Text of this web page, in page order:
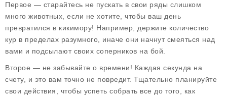
Первое — старайтесь не пускать в свои ряды слишком
много животных, если не хотите, чтобы ваш день
превратился в кикимору! Например, держите количество
кур в пределах разумного, иначе они начнут смеяться над
вами и подсылают своих соперников на бой.
Второе — не забывайте о времени! Каждая секунда на
счету, и это вам точно не повредит. Тщательно планируйте
свои действия, чтобы успеть собрать все до того, как